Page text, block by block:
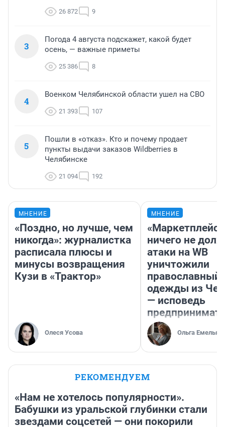
26 872 9
3
Погода 4 августа подскажет, какой будет
осень, — важные приметы
25 386 8
4
Военком Челябинской области ушел на СВО
21 393 107
5
Пошли в «отказ». Кто и почему продает
пункты выдачи заказов Wildberries в
Челябинске
21 094 192
МНЕНИЕ
«Поздно, но лучше, чем
никогда»: журналистка
расписала плюсы и
минусы возвращения
Кузи в «Трактор»
Олеся Усова
МНЕНИЕ
«Маркетплейс
ничего не
атаки на WB
уничтожили
православный
одежды из
— исповедь
Ольга
РЕКОМЕНДУЕМ
«Нам не хотелось популярности».
Бабушки из уральской глубинки стали
звездами соцсетей — они покорили